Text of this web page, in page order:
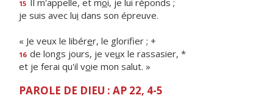
15 Il m'appelle, et moi, je lui réponds ;
je suis avec lui dans son épreuve.
« Je veux le libérer, le glorifier ; +
16 de longs jours, je veux le rassasier, *
et je ferai qu'il voie mon salut. »
PAROLE DE DIEU : AP 22, 4-5